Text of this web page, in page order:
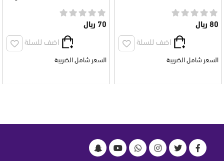
80 ريال
اضف للسلة
السعر شامل الضريبة
70 ريال
اضف للسلة
السعر شامل الضريبة